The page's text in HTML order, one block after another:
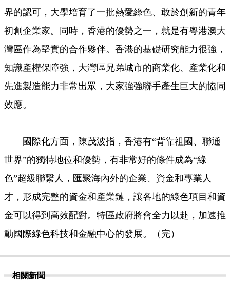
界的認可，大學培育了一批熱愛綠色、敢於創新的青年
初創企業家。同時，香港的優勢之一，就是有粵港澳大
灣區作為堅實的合作夥伴。香港的基礎研究能力很強，
知識產權保障強，大灣區兄弟城市的商業化、產業化和
先進製造能力非常出眾，大家強強聯手產生巨大的協同
效應。
國際化方面，陳茂波指，香港有“背靠祖國、聯通
世界”的獨特地位和優勢，有非常好的條件成為“綠
色”超級聯繫人，匯聚海內外的企業、資金和專業人
才，形成完整的資金和產業鏈，讓各地的綠色項目和資
金可以得到高效配對。特區政府將會全力以赴，加速推
動國際綠色科技和金融中心的發展。（完）
相關新聞